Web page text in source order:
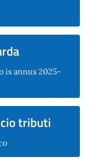
is annus 2025-
tributi